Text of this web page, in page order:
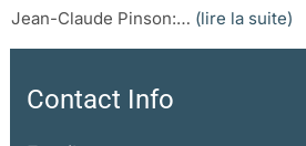
Jean-Claude Pinson:… (lire la suite)
Contact Info